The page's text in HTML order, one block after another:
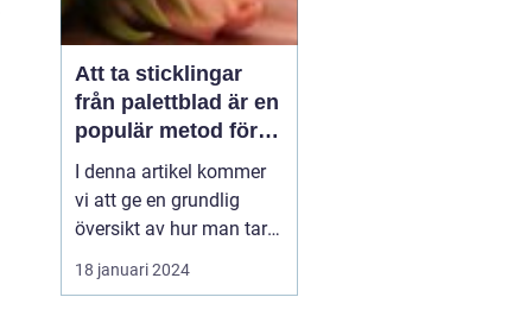
Att ta sticklingar
från palettblad är en
populär metod för
att föröka denna
vackra växt på ett
effektivt sätt
I denna artikel kommer
vi att ge en grundlig
översikt av hur man tar
sticklingar från
palettblad, presentera
18 januari 2024